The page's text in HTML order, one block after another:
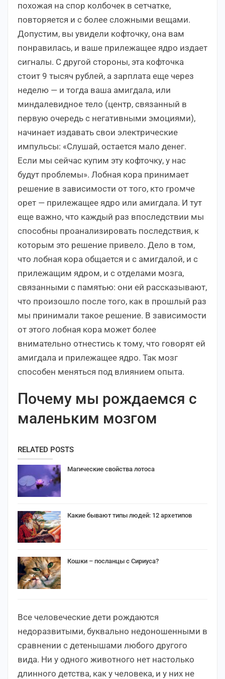
похожая на спор колбочек в сетчатке,
повторяется и с более сложными вещами.
Допустим, вы увидели кофточку, она вам
понравилась, и ваше прилежащее ядро издает
сигналы. С другой стороны, эта кофточка
стоит 9 тысяч рублей, а зарплата еще через
неделю — и тогда ваша амигдала, или
миндалевидное тело (центр, связанный в
первую очередь с негативными эмоциями),
начинает издавать свои электрические
импульсы: «Слушай, остается мало денег.
Если мы сейчас купим эту кофточку, у нас
будут проблемы». Лобная кора принимает
решение в зависимости от того, кто громче
орет — прилежащее ядро или амигдала. И тут
еще важно, что каждый раз впоследствии мы
способны проанализировать последствия, к
которым это решение привело. Дело в том,
что лобная кора общается и с амигдалой, и с
прилежащим ядром, и с отделами мозга,
связанными с памятью: они ей рассказывают,
что произошло после того, как в прошлый раз
мы принимали такое решение. В зависимости
от этого лобная кора может более
внимательно отнестись к тому, что говорят ей
амигдала и прилежащее ядро. Так мозг
способен меняться под влиянием опыта.
Почему мы рождаемся с
маленьким мозгом
RELATED POSTS
Магические свойства лотоса
Какие бывают типы людей: 12 архетипов
Кошки – посланцы с Сириуса?
Все человеческие дети рождаются
недоразвитыми, буквально недоношенными в
сравнении с детенышами любого другого
вида. Ни у одного животного нет настолько
длинного детства, как у человека, и у них не